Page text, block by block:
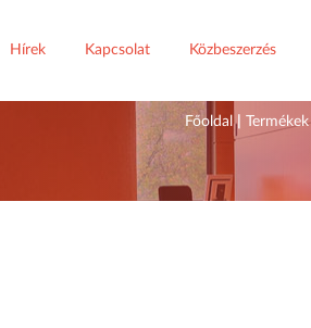
Hírek Kapcsolat Közbeszerzés
Főoldal Termékek